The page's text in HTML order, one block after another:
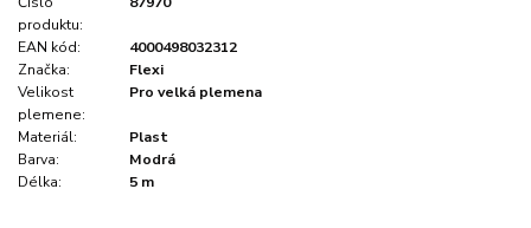
produktu:
EAN kód:
4000498032312
Značka:
Flexi
Velikost
plemene:
Pro velká plemena
Materiál:
Plast
Barva:
Modrá
Délka:
5 m